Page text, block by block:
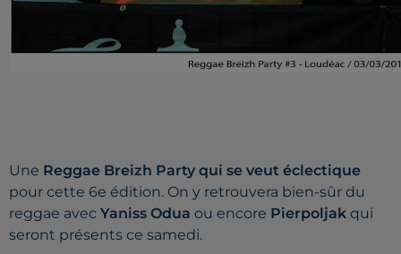
Une Reggae Breizh Party qui se veut éclectique
pour cette 6e édition. On y retrouvera bien-sûr du
reggae avec Yaniss Odua ou encore Pierpoljak qui
seront présents ce samedi.